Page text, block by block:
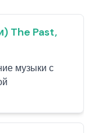
The Past,
музыки с